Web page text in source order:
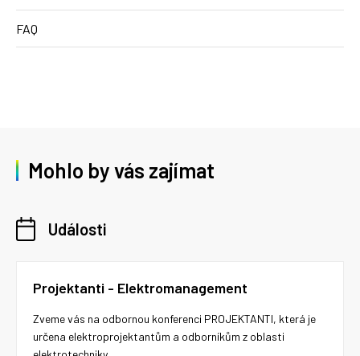
FAQ
Mohlo by vás zajímat
Události
Projektanti - Elektromanagement
Zveme vás na odbornou konferenci PROJEKTANTI, která je
určena elektroprojektantům a odborníkům z oblasti